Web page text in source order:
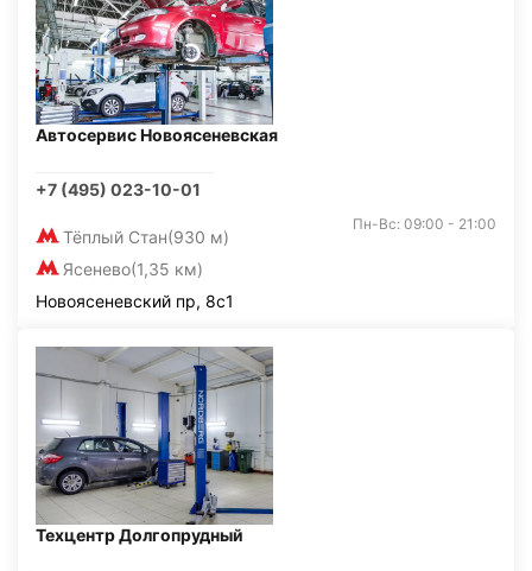
Автосервис Новоясеневская
+7 (495) 023-10-01
Тёплый Стан(930 м)
Ясенево(1,35 км)
Пн-Вс: 09:00 - 21:00
Новоясеневский пр, 8с1
Техцентр Долгопрудный